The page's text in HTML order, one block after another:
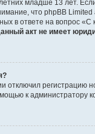
младше 13 лет.
что phpBB
в ответе на вопрос
акт не имеет
отключил регистрацию
к администратору